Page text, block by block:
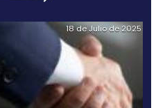
premios que recibió la
convierte en ejemplo de
en el país es competitivo
reconocimientos fueron